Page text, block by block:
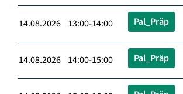
14.08.2026 13:00-14:00 Pal_Präp
14.08.2026 14:00-15:00 Pal_Präp